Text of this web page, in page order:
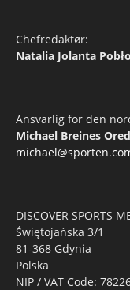
Chefredaktør:
Natalia Jolanta
Ansvarlig for den
Michael Breines
DISCOVER SPORTS
Świętojańska 3/1
81-368 Gdynia
Polska
NIP / VAT Code: